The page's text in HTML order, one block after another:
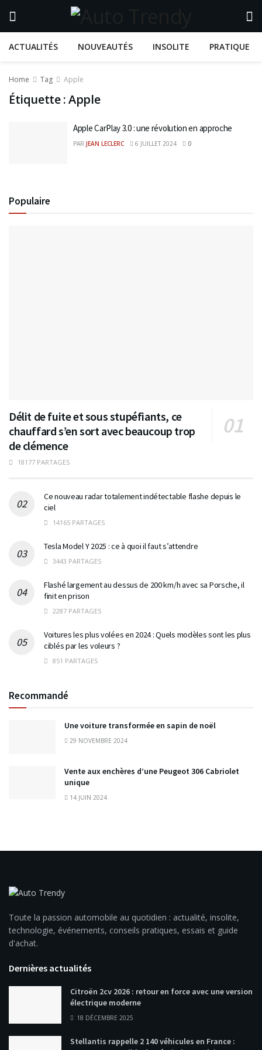
ACTUALITÉS NOUVEAUTÉS INSOLITE PRATIQUE
Home Tag Apple
Étiquette :Apple
Apple CarPlay 3.0 : une révolution en approche
PAR JEAN LECLERC 6 JUILLET 2024 0
Populaire
Délit de fuite et sous stupéfiants, ce
chauffard s’en sort avec beaucoup trop
de clémence
18177 PARTAGES
Ce nouveau radar totalement indétectable flashe depuis le
ciel
14165 PARTAGES
Tesla Model Y 2025 : ce à quoi il faut s’attendre
3443 PARTAGES
Flashé largement au dessus de 200 km/h avec sa Porsche, il
finit en prison
2287 PARTAGES
Voitures les plus volées en 2024 : Quels modèles sont les plus
ciblés par les voleurs ?
851 PARTAGES
Recommandé
Une voiture transformée en sapin de noël
29 NOVEMBRE 2024
Vente aux enchères d’une Peugeot 306 Cabriolet
unique
14 JUIN 2024
Toute la passion automobile au quotidien : actualité, insolite,
technologie, événements, conseils pratiques, essais et guide
d'achat.
Dernières actualités
Citroën 2cv 2026 : retour en force avec une version
électrique moderne
18 DÉCEMBRE 2025
Stellantis rappelle 2 140 véhicules en France :